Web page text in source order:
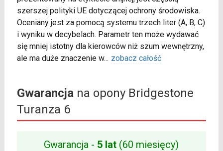
szerszej polityki UE dotyczącej ochrony środowiska.
Oceniany jest za pomocą systemu trzech liter (A, B, C)
i wyniku w decybelach. Parametr ten może wydawać
się mniej istotny dla kierowców niż szum wewnętrzny,
ale ma duże znaczenie w... zobacz całość
Gwarancjana opony Bridgestone
Turanza 6
Gwarancja - 5 lat (60 miesięcy)